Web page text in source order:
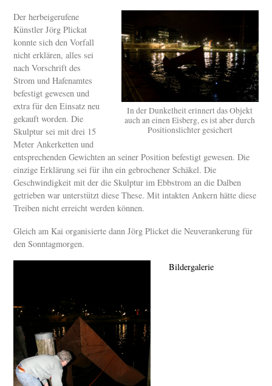
In der Dunkelheit erinnert das Objekt
auch an einen Eisberg, es ist aber durch
Positionslichter gesichert
Der herbeigerufene
Künstler Jörg Plickat
konnte sich den Vorfall
nicht erklären, alles sei
nach Vorschrift des
Strom und Hafenamtes
befestigt gewesen und
extra für den Einsatz neu
gekauft worden. Die
Skulptur sei mit drei 15
Meter Ankerketten und
entsprechenden Gewichten an seiner Position befestigt gewesen. Die
einzige Erklärung sei für ihn ein gebrochener Schäkel. Die
Geschwindigkeit mit der die Skulptur im Ebbstrom an die Dalben
getrieben war unterstützt diese These. Mit intakten Ankern hätte diese
Treiben nicht erreicht werden können.
Gleich am Kai organisierte dann Jörg Plicket die Neuverankerung für
den Sonntagmorgen.
Bildergalerie